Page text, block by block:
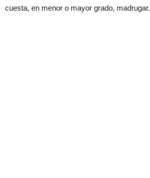
cuesta, en menor o mayor grado, madrugar.